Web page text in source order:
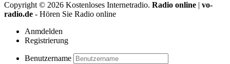
Copyright © 2026 Kostenloses Internetradio. Radio online | vo-
radio.de - Hören Sie Radio online
Anmdelden
Registrierung
Benutzername